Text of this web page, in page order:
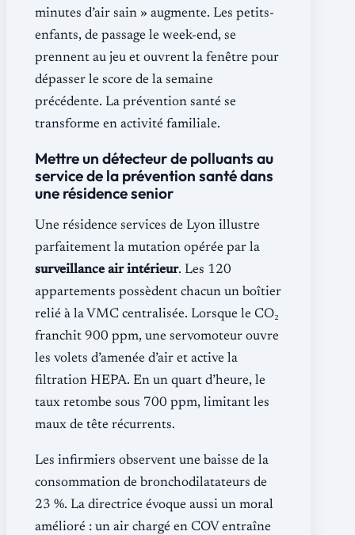
minutes d’air sain » augmente. Les petits-
enfants, de passage le week-end, se
prennent au jeu et ouvrent la fenêtre pour
dépasser le score de la semaine
précédente. La prévention santé se
transforme en activité familiale.
Mettre un détecteur de polluants au
service de la prévention santé dans
une résidence senior
Une résidence services de Lyon illustre
parfaitement la mutation opérée par la
surveillance air intérieur. Les 120
appartements possèdent chacun un boîtier
relié à la VMC centralisée. Lorsque le CO₂
franchit 900 ppm, une servomoteur ouvre
les volets d’amenée d’air et active la
filtration HEPA. En un quart d’heure, le
taux retombe sous 700 ppm, limitant les
maux de tête récurrents.
Les infirmiers observent une baisse de la
consommation de bronchodilatateurs de
23 %. La directrice évoque aussi un moral
amélioré : un air chargé en COV entraîne